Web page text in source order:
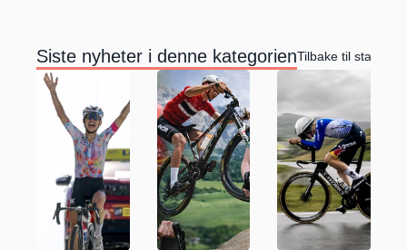
Siste nyheter i denne kategorienTilbake til